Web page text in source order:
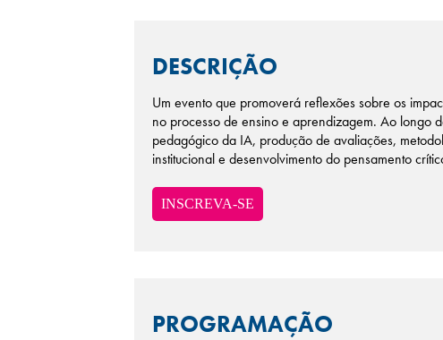
DESCRIÇÃO
Um evento que promoverá reflexões sobre os
no processo de ensino e aprendizagem. Ao longo
pedagógico da IA, produção de avaliações,
institucional e desenvolvimento do pensamento
INSCREVA-SE
PROGRAMAÇÃO